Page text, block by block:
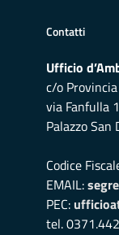
Contatti
Ufficio
c/o
via Fanfulla
Palazzo San
Codice
EMAIL:
PEC:
tel.